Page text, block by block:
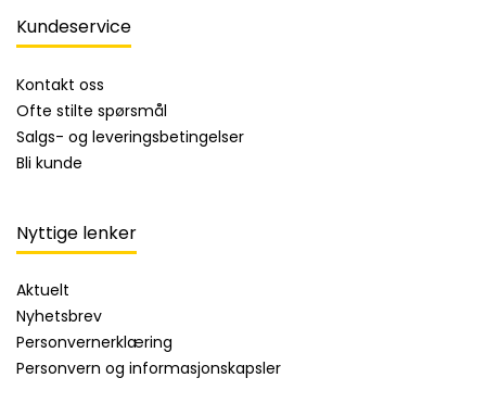
Kundeservice
Kontakt oss
Ofte stilte spørsmål
Salgs- og leveringsbetingelser
Bli kunde
Nyttige lenker
Aktuelt
Nyhetsbrev
Personvernerklæring
Personvern og informasjonskapsler